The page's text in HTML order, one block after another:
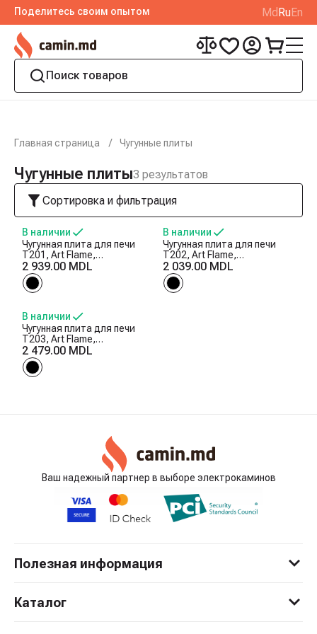
Поделитесь своим опытом MdRuEn
Главная страница Чугунные плиты
Чугунные плиты3 результатов
Сортировка и фильтрация
В наличии
Чугунная плита для печи
T201, Art Flame,
30×690×450 мм
2 939.00 MDL
В наличии
Чугунная плита для печи
T202, Art Flame,
30×710×410 мм
2 039.00 MDL
В наличии
Чугунная плита для печи
T203, Art Flame,
30×710×410 мм
2 479.00 MDL
Ваш надежный партнер в выборе электрокаминов
Полезная информация
Каталог